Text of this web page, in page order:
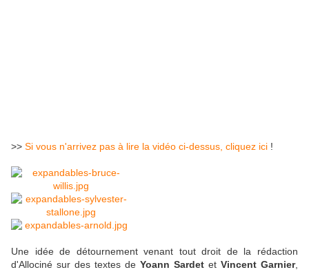
>> Si vous n'arrivez pas à lire la vidéo ci-dessus, cliquez ici !
Une idée de détournement venant tout droit de la rédaction
d'Allociné sur des textes de Yoann Sardet et Vincent Garnier,